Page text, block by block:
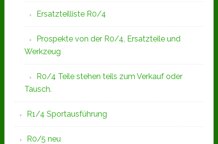
Ersatzteilliste R0/4
Prospekte von der R0/4, Ersatzteile und
Werkzeug
R0/4 Teile stehen teils zum Verkauf oder
Tausch.
R1/4 Sportausführung
R0/5 neu